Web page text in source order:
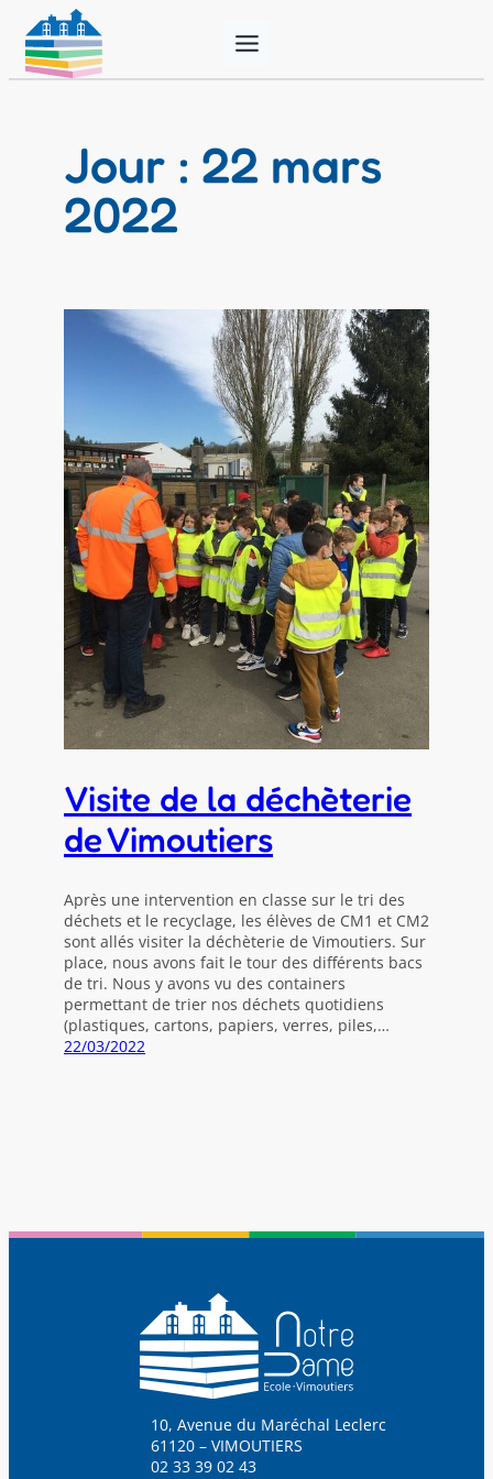
Aller
au
contenu
Jour : 22 mars
2022
Visite de la déchèterie
de Vimoutiers
Après une intervention en classe sur le tri des
déchets et le recyclage, les élèves de CM1 et CM2
sont allés visiter la déchèterie de Vimoutiers. Sur
place, nous avons fait le tour des différents bacs
de tri. Nous y avons vu des containers
permettant de trier nos déchets quotidiens
(plastiques, cartons, papiers, verres, piles,…
22/03/2022
10, Avenue du Maréchal Leclerc
61120 – VIMOUTIERS
02 33 39 02 43